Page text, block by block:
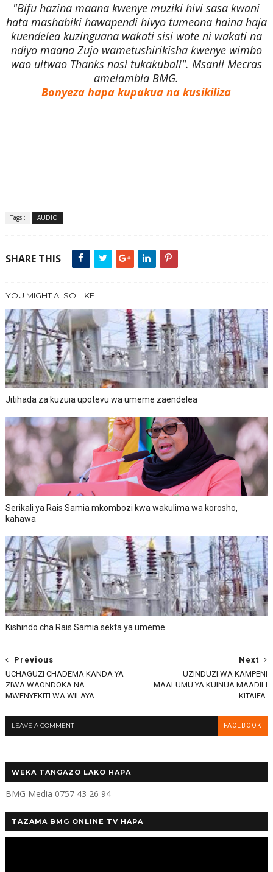
"Bifu hazina maana kwenye muziki hivi sasa kwani
hata mashabiki hawapendi hivyo tumeona haina haja
kuendelea kuzinguana wakati sisi wote ni wakati na
ndiyo maana Zujo wametushirikisha kwenye wimbo
wao uitwao Thanks nasi tukakubali". Msanii Mecras
ameiambia BMG.
Bonyeza hapa kupakua na kusikiliza
Tags : AUDIO
SHARE THIS
YOU MIGHT ALSO LIKE
Jitihada za kuzuia upotevu wa umeme zaendelea
Serikali ya Rais Samia mkombozi kwa wakulima wa korosho,
kahawa
Kishindo cha Rais Samia sekta ya umeme
Next
UZINDUZI WA KAMPENI
MAALUMU YA KUINUA MAADILI
KITAIFA.
Previous
UCHAGUZI CHADEMA KANDA YA
ZIWA WAONDOKA NA
MWENYEKITI WA WILAYA.
LEAVE A COMMENT FACEBOOK
WEKA TANGAZO LAKO HAPA
BMG Media 0757 43 26 94
TAZAMA BMG ONLINE TV HAPA